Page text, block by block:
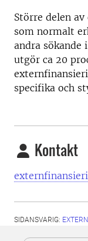
Större delen
som normalt
andra sökande
utgör ca 20
specifika och
Kontakt
SIDANSVARIG: